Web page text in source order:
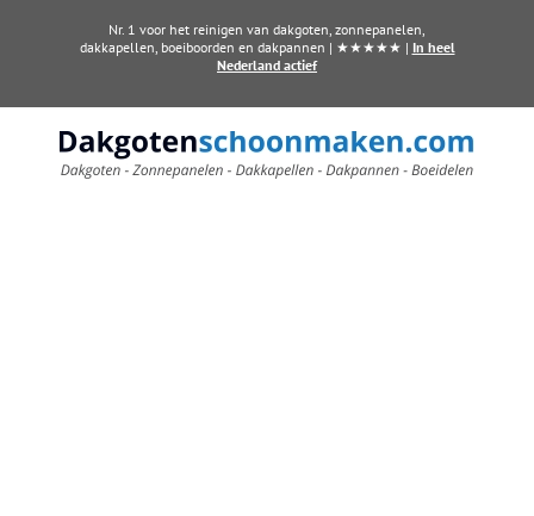
Nr. 1 voor het reinigen van dakgoten, zonnepanelen,
dakkapellen, boeiboorden en dakpannen | ★★★★★ | In heel
Nederland actief